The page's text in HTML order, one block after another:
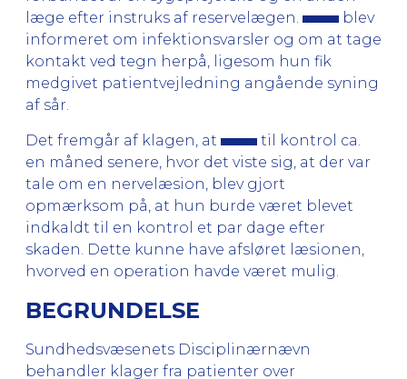
læge efter instruks af reservelægen.
blev
informeret om infektionsvarsler og om at tage
kontakt ved tegn herpå, ligesom hun fik
medgivet patientvejledning angående syning
af sår.
Det fremgår af klagen, at
til kontrol ca.
en måned senere, hvor det viste sig, at der var
tale om en nervelæsion, blev gjort
opmærksom på, at hun burde været blevet
indkaldt til en kontrol et par dage efter
skaden. Dette kunne have afsløret læsionen,
hvorved en operation havde været mulig.
BEGRUNDELSE
Sundhedsvæsenets Disciplinærnævn
behandler klager fra patienter over